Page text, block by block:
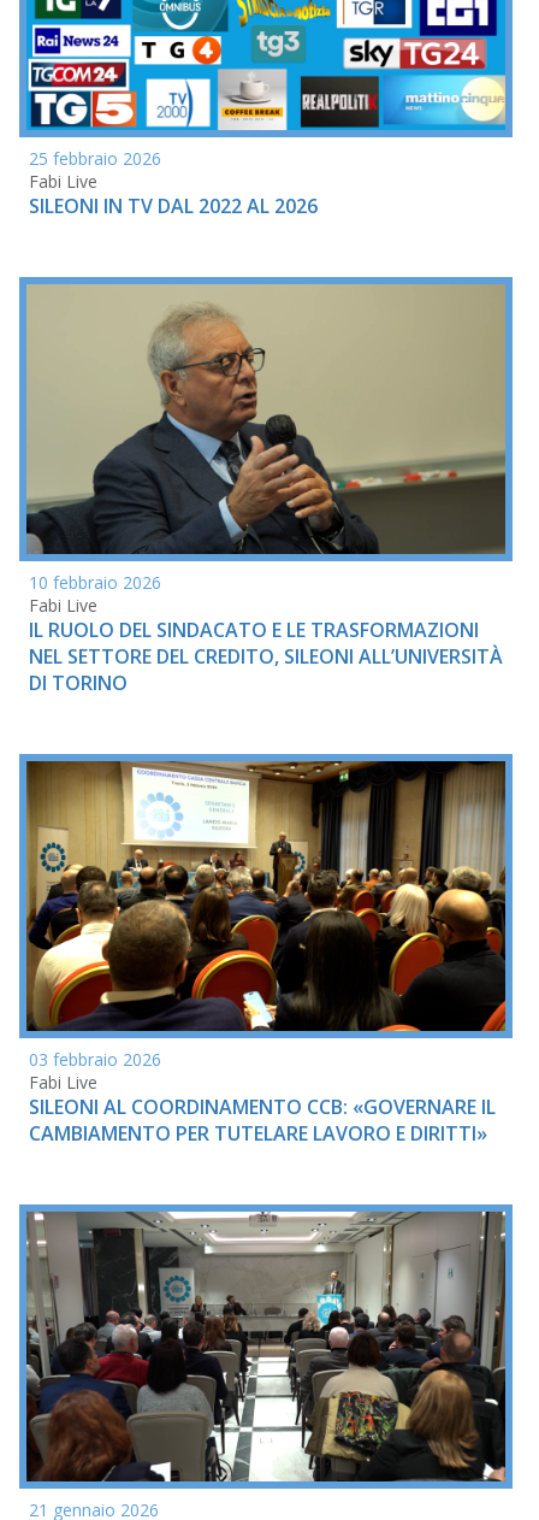
25 febbraio 2026
Fabi Live
SILEONI IN TV DAL 2022 AL 2026
10 febbraio 2026
Fabi Live
IL RUOLO DEL SINDACATO E LE TRASFORMAZIONI
NEL SETTORE DEL CREDITO, SILEONI ALL’UNIVERSITÀ
DI TORINO
03 febbraio 2026
Fabi Live
SILEONI AL COORDINAMENTO CCB: «GOVERNARE IL
CAMBIAMENTO PER TUTELARE LAVORO E DIRITTI»
21 gennaio 2026